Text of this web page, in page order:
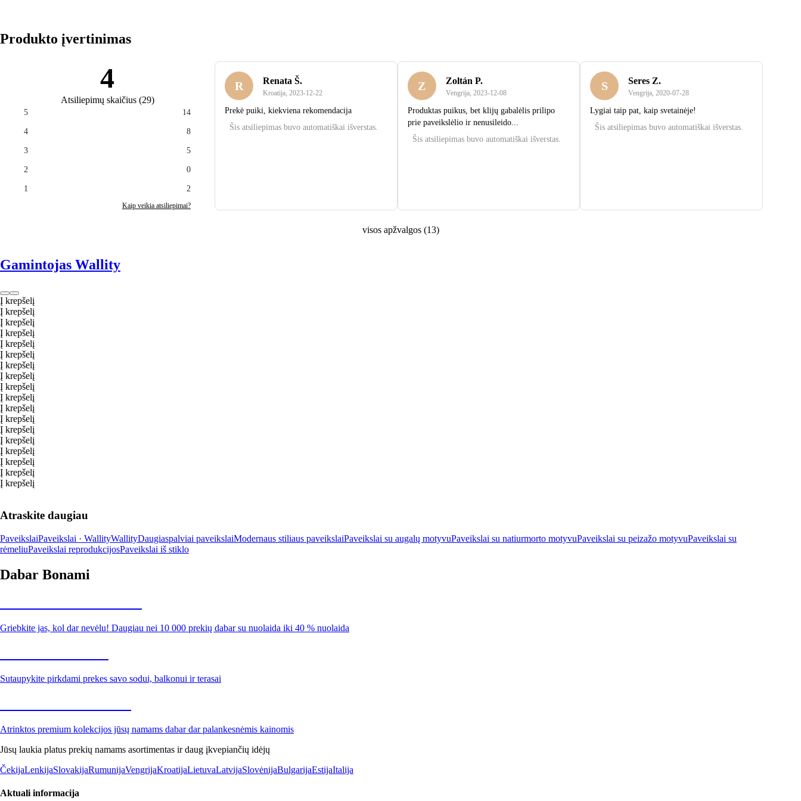
Produkto įvertinimas
4
Atsiliepimų skaičius(29)
5 14
4 8
3 5
2 0
1 2
Kaip veikia atsiliepimai?
R Renata Š.
Kroatija, 2023‑12‑22
Prekė puiki, kiekviena rekomendacija
Šis atsiliepimas buvo automatiškai išverstas.
Z Zoltán P.
Vengrija, 2023‑12‑08
Produktas puikus, bet klijų gabalėlis prilipo
prie paveikslėlio ir nenusileido...
Šis atsiliepimas buvo automatiškai išverstas.
S Seres Z.
Vengrija,2020‑07‑28
Lygiai taip pat, kaip svetainėje!
Šis atsiliepimas buvo automatiškai išverstas.
visos apžvalgos(13)
Gamintojas Wallity
Į krepšelį
Į krepšelį
Į krepšelį
Į krepšelį
Į krepšelį
Į krepšelį
Į krepšelį
Į krepšelį
Į krepšelį
Į krepšelį
Į krepšelį
Į krepšelį
Į krepšelį
Į krepšelį
Į krepšelį
Į krepšelį
Į krepšelį
Į krepšelį
Atraskite daugiau
PaveikslaiPaveikslai · WallityWallityDaugiaspalviai paveikslaiModernaus stiliaus paveikslaiPaveikslai su augalų motyvuPaveikslai su natiurmorto motyvuPaveikslai su peizažo motyvuPaveikslai su
rėmeliuPaveikslai reprodukcijosPaveikslai iš stiklo
Dabar Bonami
Griebkite jas, kol dar nevėlu! Daugiau nei 10 000 prekių dabar su nuolaida iki 40 % nuolaida
Sutaupykite pirkdami prekes savo sodui, balkonui ir terasai
Atrinktos premium kolekcijos jūsų namams dabar dar palankesnėmis kainomis
Jūsų laukia platus prekių namams asortimentas ir daug įkvepiančių idėjų
ČekijaLenkijaSlovakijaRumunijaVengrijaKroatijaLietuvaLatvijaSlovėnijaBulgarijaEstijaItalija
Aktuali informacija